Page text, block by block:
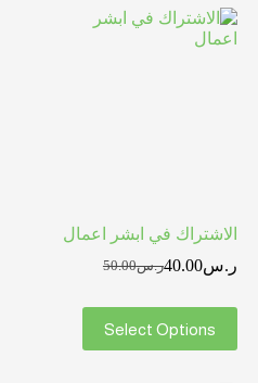
الاشتراك في ابشر اعمال
ر.س50.00 ر.س40.00
Select Options